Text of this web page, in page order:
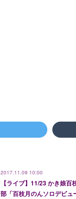
2017.11.09 10:00
【ライブ】11/23 かき娘
部「百枝月のんソロデビュ